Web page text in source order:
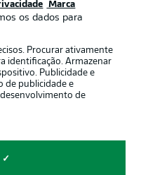
GmbH
Marca
os dados para
Procurar ativamente
identificação. Armazenar
Publicidade e
de publicidade e
de